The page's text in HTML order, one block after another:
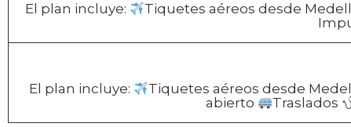
El plan incluye:
Tiquetes aéreos desde
El plan incluye:
Tiquetes aéreos desde
abierto
Traslados